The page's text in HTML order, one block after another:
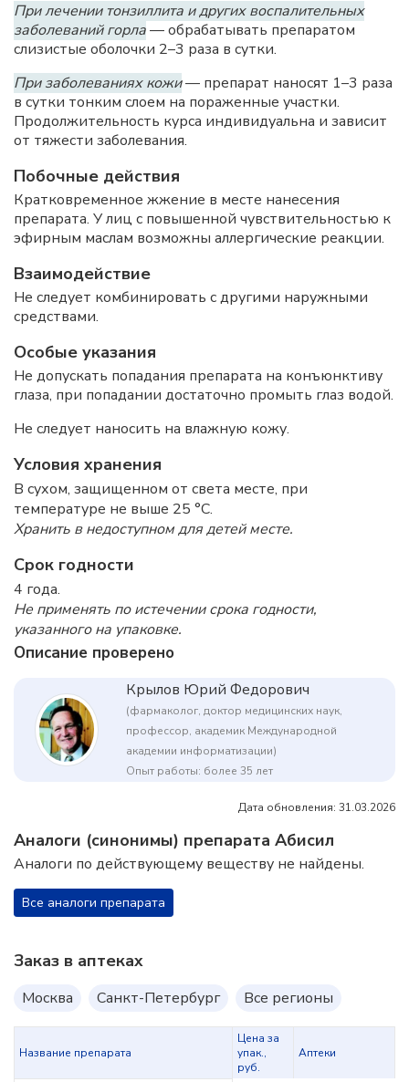
При лечении тонзиллита и других воспалительных
заболеваний горла— обрабатывать препаратом
слизистые оболочки 2–3 раза в сутки.
При заболеваниях кожи— препарат наносят 1–3 раза
в сутки тонким слоем на пораженные участки.
Продолжительность курса индивидуальна и зависит
от тяжести заболевания.
Побочные действия
Кратковременное жжение в месте нанесения
препарата. У лиц с повышенной чувствительностью к
эфирным маслам возможны аллергические реакции.
Взаимодействие
Не следует комбинировать с другими наружными
средствами.
Особые указания
Не допускать попадания препарата на конъюнктиву
глаза, при попадании достаточно промыть глаз водой.
Не следует наносить на влажную кожу.
Условия хранения
В сухом, защищенном от света месте, при
температуре не выше 25 °C.
Хранить в недоступном для детей месте.
Срок годности
4 года.
Не применять по истечении срока годности,
указанного на упаковке.
Описание проверено
Крылов Юрий Федорович
(фармаколог, доктор медицинских наук,
профессор, академик Международной
академии информатизации)
Опыт работы: более 35 лет
Дата обновления: 31.03.2026
Аналоги (синонимы) препарата Абисил
Аналоги по действующему веществу не найдены.
Все аналоги препарата
Заказ в аптеках
Москва Санкт-Петербург Все регионы
Название препарата
Цена за
упак.,
руб.
Аптеки